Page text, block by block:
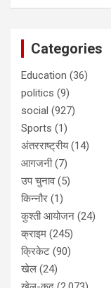
Categories
Education (36)
politics (9)
social (927)
Sports (1)
अंतरराष्ट्रीय(14)
आगजनी(7)
उप चुनाव(5)
किन्नौर (1)
कुश्ती आयोजन (24)
क्राइम (245)
क्रिकेट (90)
खेल (24)